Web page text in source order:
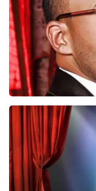
BESTEL NU
Don Omar
224 laatste 30
BESTEL NU